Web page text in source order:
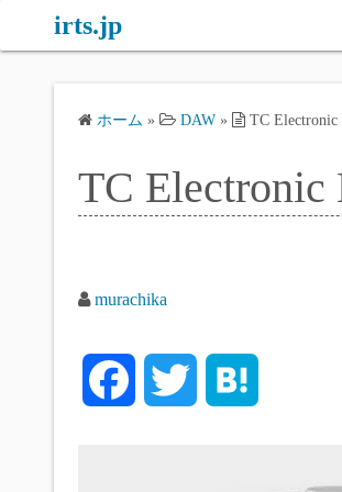
irts.jp
ホーム » DAW » TC
TC Electronic
murachika